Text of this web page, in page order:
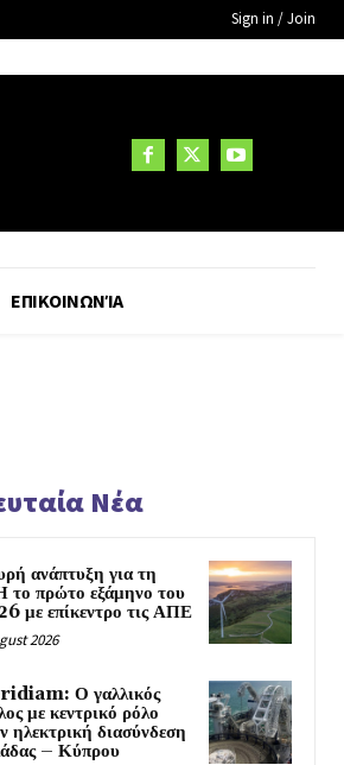
Sign in / Join
ΕΠΙΚΟΙΝΩΝΊΑ
Νέα
ανάπτυξη για τη
το πρώτο εξάμηνο του
με επίκεντρο τις ΑΠΕ
2026
Ο γαλλικός
με κεντρικό ρόλο
ηλεκτρική διασύνδεση
– Κύπρου